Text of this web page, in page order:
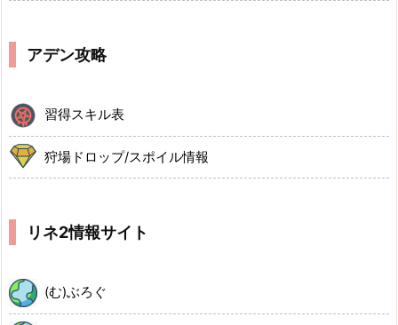
アデン攻略
習得スキル表
狩場ドロップ/スポイル情報
リネ2情報サイト
(む)ぶろぐ